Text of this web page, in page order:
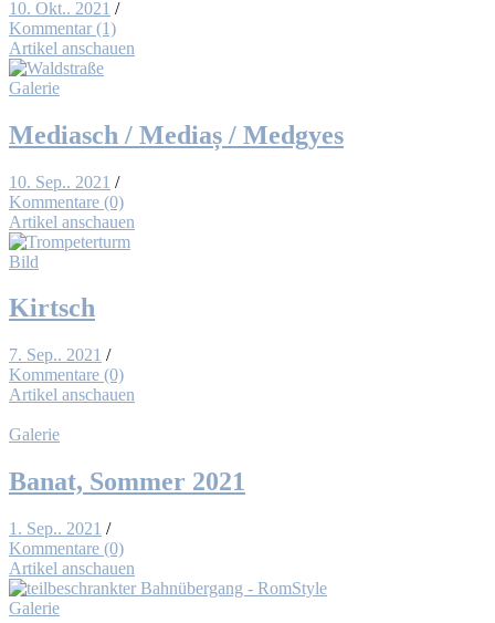
10. Okt.. 2021 /
Kommentar (1)
Artikel anschauen
Galerie
Me­dia­sch / Me­diaș / Med­gyes
10. Sep.. 2021 /
Kommentare (0)
Artikel anschauen
Bild
Kirtsch
7. Sep.. 2021 /
Kommentare (0)
Artikel anschauen
Galerie
Ba­nat, Som­mer 2021
1. Sep.. 2021 /
Kommentare (0)
Artikel anschauen
Galerie